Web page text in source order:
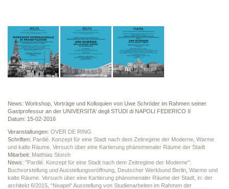
News: Workshop, Vorträge und Kolloquien von Uwe Schröder im Rahmen seiner
Gastprofessur an der UNIVERSITA' degli STUDI di NAPOLI FEDERICO II
Datum: 15-02-2016
Veranstaltungen: OVER DE RING
Schriften: Pardié. Konzept für eine Stadt nach dem Zeitregime der Moderne Warme
und kalte Räume. Versuch über eine Kartierung phänomenaler Räume der Stadt
Mitarbeit: Matthias Storch
News: "Pardié. Konzept für eine Stadt nach dem Zeitregime der Moderne":
Buchvorstellung und Ausstellungseröffnung, Deutscher Werkbund Berlin Warme und
kalte Räume. Versuch über eine Kartierung phänomenaler Räume der Stadt, in: der
architekt 6/2015 “Neapel“ Ausstellung von Studienarbeiten im Rahmen der